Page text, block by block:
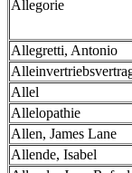
Allegorie
Allegretti, Antonio
Allel
Allelopathie
Allen, James Lane
Allende, Isabel